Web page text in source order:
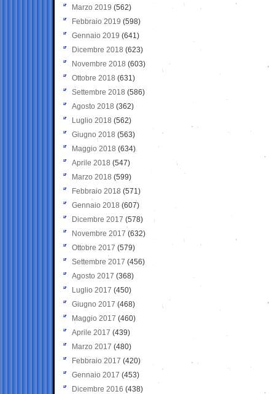
Marzo 2019 (562)
Febbraio 2019 (598)
Gennaio 2019 (641)
Dicembre 2018 (623)
Novembre 2018 (603)
Ottobre 2018 (631)
Settembre 2018 (586)
Agosto 2018 (362)
Luglio 2018 (562)
Giugno 2018 (563)
Maggio 2018 (634)
Aprile 2018 (547)
Marzo 2018 (599)
Febbraio 2018 (571)
Gennaio 2018 (607)
Dicembre 2017 (578)
Novembre 2017 (632)
Ottobre 2017 (579)
Settembre 2017 (456)
Agosto 2017 (368)
Luglio 2017 (450)
Giugno 2017 (468)
Maggio 2017 (460)
Aprile 2017 (439)
Marzo 2017 (480)
Febbraio 2017 (420)
Gennaio 2017 (453)
Dicembre 2016 (438)